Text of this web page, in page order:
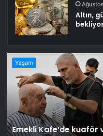
Altın,
Yaşam
Emekli Kafe’de